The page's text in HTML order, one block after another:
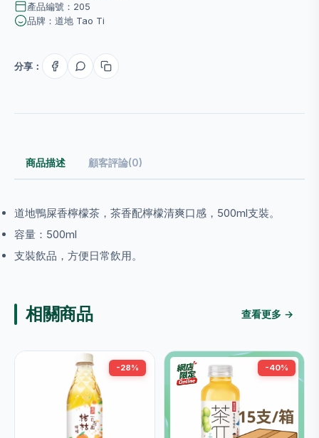
產品編號：205
品牌：道地 Tao Ti
分享：
商品描述 顧客評論(0)
道地鴨屎香檸檬茶，茶香配檸檬清爽口感，500ml支裝。
容量：500ml
支裝飲品，方便日常飲用。
相關商品 查看更多 →
-28% -40%